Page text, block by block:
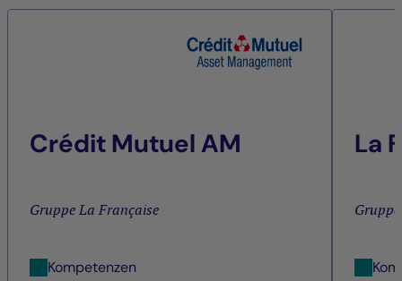
Crédit Mutuel AM
Gruppe La Française
Kompetenzen
La